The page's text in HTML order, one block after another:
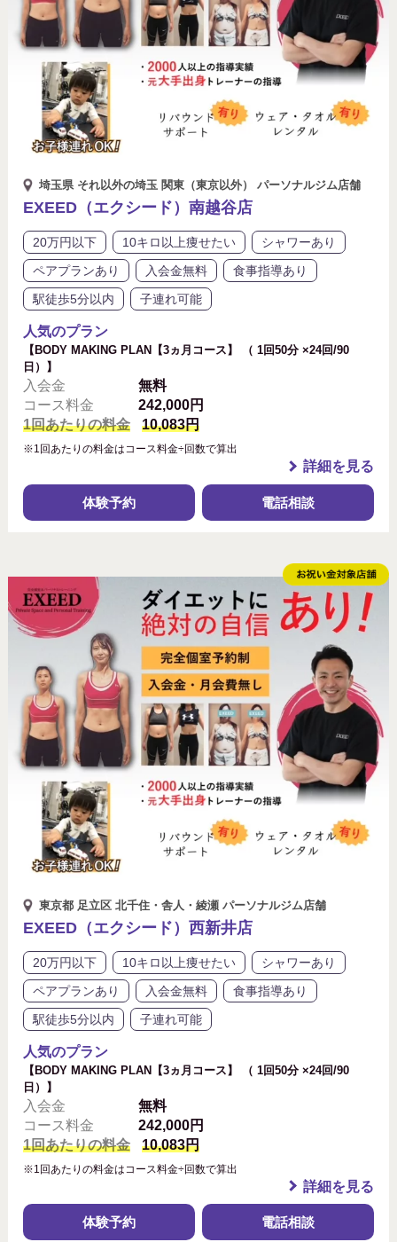
埼玉県 それ以外の埼玉 関東（東京以外） パーソナルジム店舗
EXEED（エクシード）南越谷店
20万円以下 10キロ以上痩せたい
シャワーあり
ペアプランあり
入会金無料
食事指導あり
駅徒歩5分以内
子連れ可能
人気のプラン
【BODY MAKING PLAN【3ヵ月コース】 （ 1回50分 ×24回/90
日）】
入会金
無料
コース料金
242,000円
1回あたりの料金
10,083円
※1回あたりの料金はコース料金÷回数で算出
詳細を見る
体験予約 電話相談
東京都 足立区 北千住・舎人・綾瀬 パーソナルジム店舗
EXEED（エクシード）西新井店
20万円以下 10キロ以上痩せたい
シャワーあり
ペアプランあり
入会金無料
食事指導あり
駅徒歩5分以内
子連れ可能
人気のプラン
【BODY MAKING PLAN【3ヵ月コース】 （ 1回50分 ×24回/90
日）】
入会金
無料
コース料金
242,000円
1回あたりの料金
10,083円
※1回あたりの料金はコース料金÷回数で算出
詳細を見る
体験予約 電話相談